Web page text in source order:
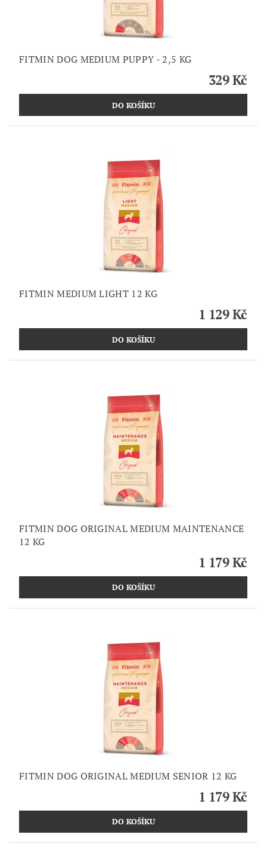
FITMIN DOG MEDIUM PUPPY - 2,5 KG
329 Kč
FITMIN MEDIUM LIGHT 12 KG
1 129 Kč
FITMIN DOG ORIGINAL MEDIUM MAINTENANCE
12 KG
1 179 Kč
FITMIN DOG ORIGINAL MEDIUM SENIOR 12 KG
1 179 Kč